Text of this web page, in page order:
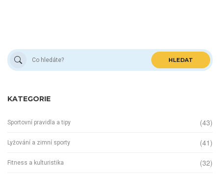
HLEDAT
KATEGORIE
Sportovní pravidla a tipy (43)
Lyžování a zimní sporty (41)
Fitness a kulturistika (32)